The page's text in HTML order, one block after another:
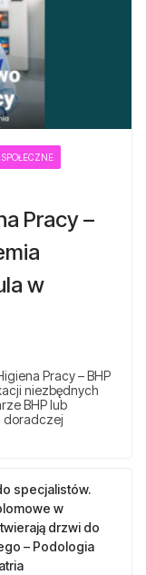
SPOŁECZNE
Pracy –
w
Pracy – BHP
niezbędnych
BHP lub
doradczej
specjalistów.
w
drzwi do
– Podologia